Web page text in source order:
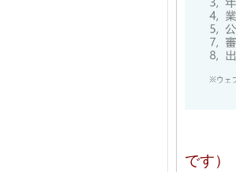
です）